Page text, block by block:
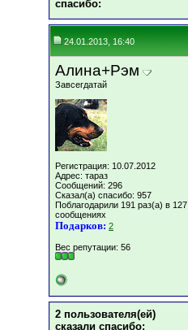
cпасибо:
24.01.2013, 16:40
Алина+Рэм
Завсегдатай
Регистрация: 10.07.2012
Адрес: тараз
Сообщений: 296
Сказал(а) спасибо: 957
Поблагодарили 191 раз(а) в 127
сообщениях
Подарков: 2
Вес репутации: 56
2 пользователя(ей)
сказали cпасибо: